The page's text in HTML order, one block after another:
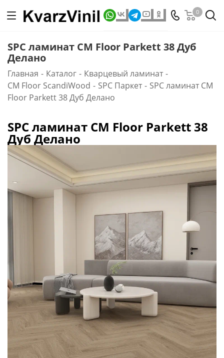
0
SPC ламинат CM Floor Parkett 38 Дуб
Делано
Главная - Каталог - Кварцевый ламинат -
CM Floor ScandiWood - SPC Паркет - SPC ламинат CM
Floor Parkett 38 Дуб Делано
SPC ламинат CM Floor Parkett 38
Дуб Делано